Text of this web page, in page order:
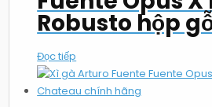
Robusto hộp
Đọc tiếp